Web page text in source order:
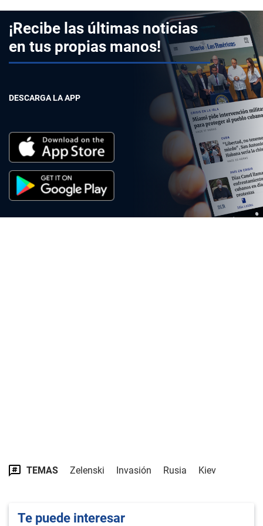
¡Recibe las últimas noticias
en tus propias manos!
DESCARGA LA APP
TEMAS Zelenski Invasión Rusia Kiev
Te puede interesar